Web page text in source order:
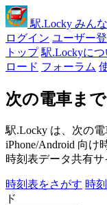
駅.Locky みん
ログイン ユーザー
トップ 駅.Lockyにつ
ロード フォーラム
次の電車ま
駅.Locky は、次の
iPhone/Android 向
時刻表データ共有サ
時刻表をさがす 時
ド